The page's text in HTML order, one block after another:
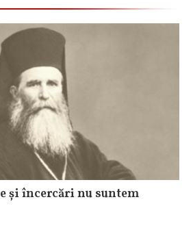
și încercări nu suntem